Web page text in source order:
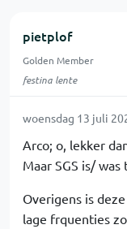
pietplof
Golden Member
festina lente
woensdag 13 juli
Arco; o, lekker
Maar SGS is/
Overigens is
lage frquenties